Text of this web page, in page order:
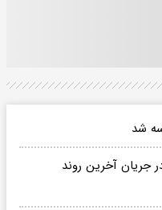
شد
جریان آخرین روند